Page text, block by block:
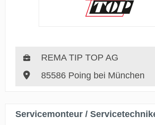
REMA TIP TOP AG
85586 Poing bei München
Servicemonteur /